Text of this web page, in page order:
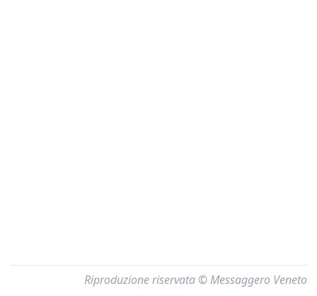
Riproduzione riservata © Messaggero Veneto